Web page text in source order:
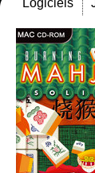
Logiciels